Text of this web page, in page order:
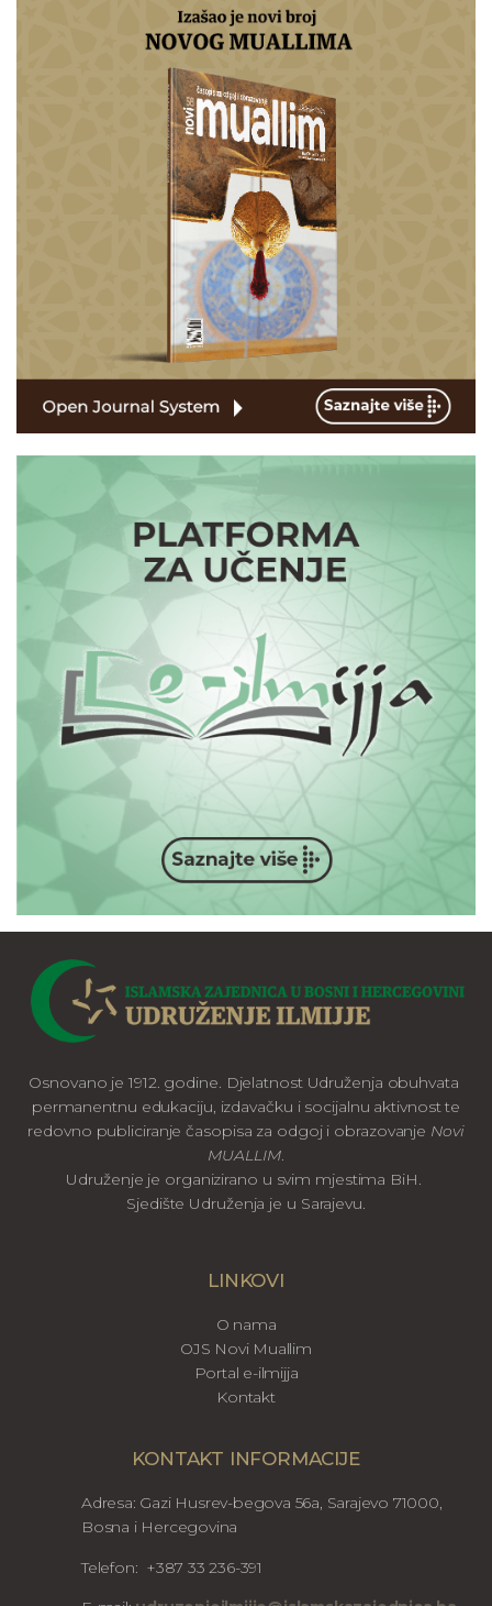
Osnovano je 1912. godine. Djelatnost Udruženja obuhvata
permanentnu edukaciju, izdavačku i socijalnu aktivnost te
redovno publiciranje časopisa za odgoj i obrazovanje Novi
MUALLIM.
Udruženje je organizirano u svim mjestima BiH.
Sjedište Udruženja je u Sarajevu.
LINKOVI
O nama
OJS Novi Muallim
Portal e-ilmijja
Kontakt
KONTAKT INFORMACIJE
Adresa: Gazi Husrev-begova 56a, Sarajevo 71000,
Bosna i Hercegovina
Telefon: +387 33 236-391